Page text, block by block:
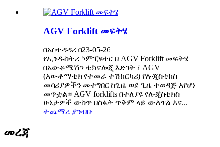
AGV Forklift መፍትሄ
በአስተዳዳሪ በ23-05-26
የኢንዱስትሪ ኮምፒዩተር በ AGV Forklift መፍትሄ
በአውቶሜሽን ቴክኖሎጂ እድገት ፣ AGV
(አውቶማቲክ የተመራ ተሽከርካሪ) የሎጂስቲክስ
መሳሪያዎችን መተግበር ከጊዜ ወደ ጊዜ ተወዳጅ እየሆነ
መጥቷል። AGV forklifts በተለያዩ የሎጂስቲክስ
ሁኔታዎች ውስጥ በስፋት ጥቅም ላይ ውለዋል እና...
ተጨማሪ ያንብቡ
መረጃ